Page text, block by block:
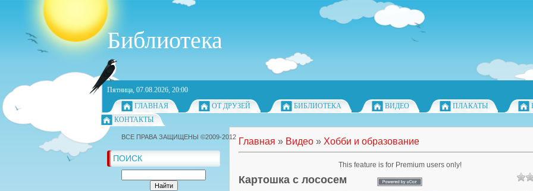
Библиотека
Пятница, 07.08.2026, 20:00
ГЛАВНАЯ
ОТ ДРУЗЕЙ БИБЛИОТЕКА ВИДЕО ПЛАКАТЫ
КОНТАКТЫ
ПОИСК
Главная » Видео » Хобби и образование
Картошка с лососем
ВСЕ ПРАВА ЗАЩИЩЕНЫ ©2009-2012
This feature is for Premium users only!